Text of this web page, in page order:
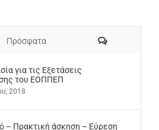
Πρόσφατα Σχόλια
για τις Εξετάσεις
του ΕΟΠΠΕΠ
2018
– Πρακτική άσκηση – Εύρεση